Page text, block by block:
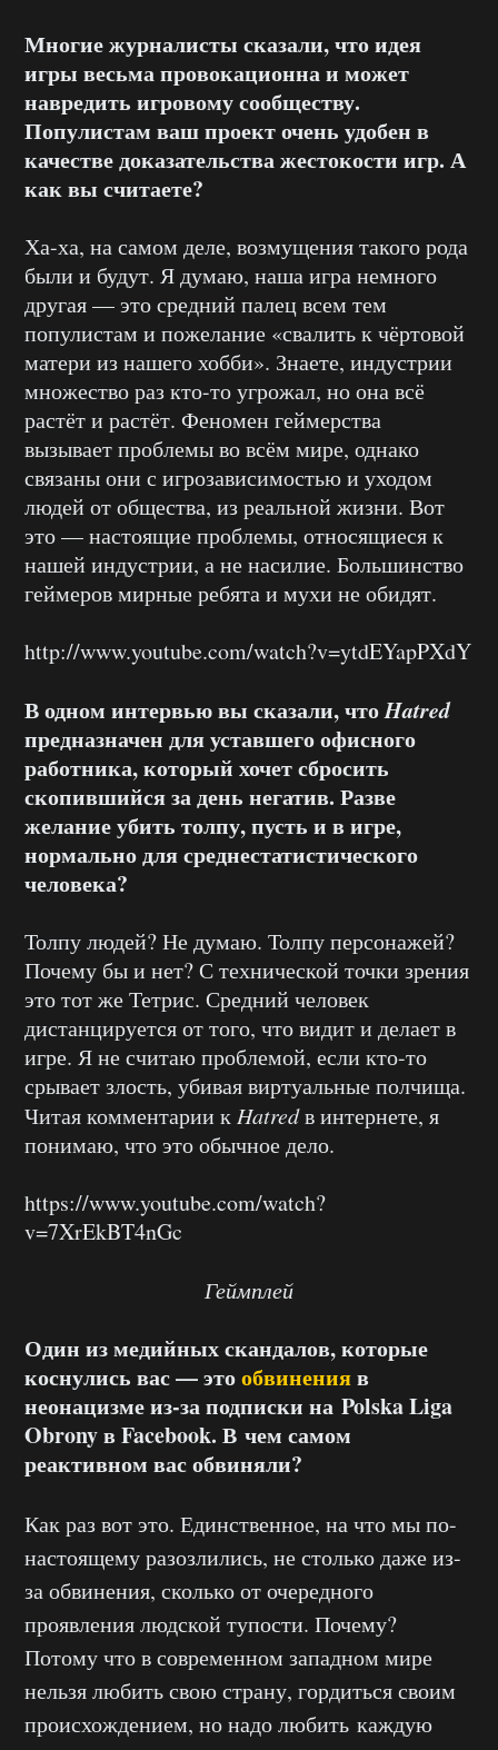
Многие журналисты сказали, что идея
игры весьма провокационна и может
навредить игровому сообществу.
Популистам ваш проект очень удобен в
качестве доказательства жестокости игр. А
как вы считаете?
Ха-ха, на самом деле, возмущения такого рода
были и будут. Я думаю, наша игра немного
другая — это средний палец всем тем
популистам и пожелание «свалить к чёртовой
матери из нашего хобби». Знаете, индустрии
множество раз кто-то угрожал, но она всё
растёт и растёт. Феномен геймерства
вызывает проблемы во всём мире, однако
связаны они с игрозависимостью и уходом
людей от общества, из реальной жизни. Вот
это — настоящие проблемы, относящиеся к
нашей индустрии, а не насилие. Большинство
геймеров мирные ребята и мухи не обидят.
http://www.youtube.com/watch?v=ytdEYapPXdY
В одном интервью вы сказали, чтоHatred
предназначен для уставшего офисного
работника, который хочет сбросить
скопившийся за день негатив. Разве
желание убить толпу, пусть и в игре,
нормально для среднестатистического
человека?
Толпу людей? Не думаю. Толпу персонажей?
Почему бы и нет? С технической точки зрения
это тот же Тетрис. Средний человек
дистанцируется от того, что видит и делает в
игре. Я не считаю проблемой, если кто-то
срывает злость, убивая виртуальные полчища.
Читая комментарии к Hatredв интернете, я
понимаю, что это обычное дело.
https://www.youtube.com/watch?
v=7XrEkBT4nGc
Геймплей
Один из медийных скандалов, которые
коснулись вас — этообвиненияв
неонацизме из-за подписки на Polska Liga
Obrony в Facebook. В чем самом
реактивном вас обвиняли?
Как раз вот это. Единственное, на что мы по-
настоящему разозлились, не столько даже из-
за обвинения, сколько от очередного
проявления людской тупости. Почему?
Потому что в современном западном мире
нельзя любить свою страну, гордиться своим
происхождением, но надо любить каждую